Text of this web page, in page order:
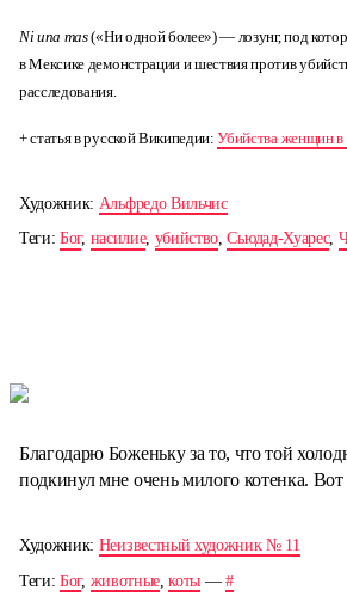
Ni una mas(«Ни одной более») — лозунг, под
в Мексике демонстрации и шествия против
расследования.
+ статья в русской Википедии:Убийства женщин
Художник: Альфредо Вильчис
Теги:Бог, насилие, убийство,Сьюдад-Хуарес,
Благодарю Боженьку за то, что той
подкинул мне очень милого котенка.
Художник: Неизвестный художник № 11
Теги:Бог, животные,коты —#